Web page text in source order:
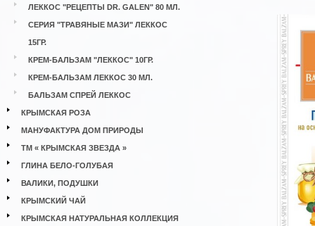
ЛЕККОС "РЕЦЕПТЫ DR. GALEN" 80 МЛ.
СЕРИЯ "ТРАВЯНЫЕ МАЗИ" ЛЕККОС
15ГР.
КРЕМ-БАЛЬЗАМ "ЛЕККОС" 10ГР.
КРЕМ-БАЛЬЗАМ ЛЕККОС 30 МЛ.
БАЛЬЗАМ СПРЕЙ ЛЕККОС
КРЫМСКАЯ РОЗА
МАНУФАКТУРА ДОМ ПРИРОДЫ
ТМ « КРЫМСКАЯ ЗВЕЗДА »
ГЛИНА БЕЛО-ГОЛУБАЯ
ВАЛИКИ, ПОДУШКИ
КРЫМСКИЙ ЧАЙ
КРЫМСКАЯ НАТУРАЛЬНАЯ КОЛЛЕКЦИЯ